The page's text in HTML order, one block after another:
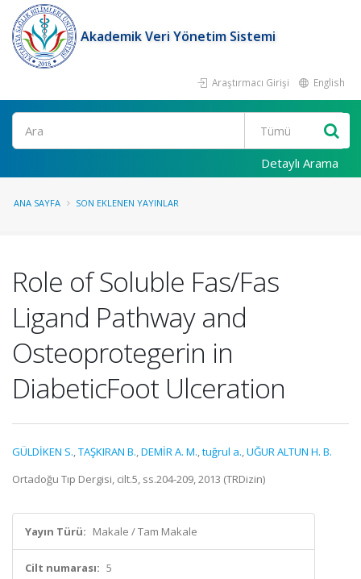
Akademik Veri Yönetim Sistemi
Araştırmacı Girişi English
Ara
Detaylı Arama
ANA SAYFA SON EKLENEN YAYINLAR
Role of Soluble Fas/Fas
Ligand Pathway and
Osteoprotegerin in
DiabeticFoot Ulceration
GÜLDİKEN S.,TAŞKIRAN B.,DEMİR A. M.,tuğrul a.,UĞUR ALTUN H. B.
Ortadoğu Tıp Dergisi, cilt.5, ss.204-209, 2013 (TRDizin)
Yayın Türü: Makale / Tam Makale
Cilt numarası: 5